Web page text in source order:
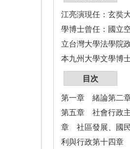
江亮演現任：玄奘
學博士曾任：國立
立台灣大學法學
本九州大學文學博
目次
第一章 緒論第二
第五章 社會行政
章 社區發展、國
利與行政第十四章